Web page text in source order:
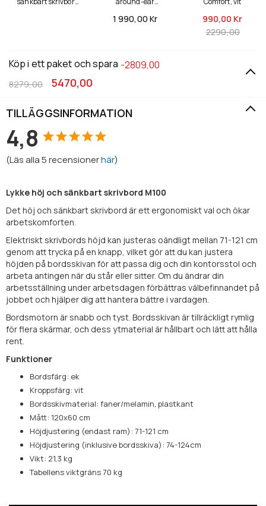
trådlösa hörlurar
1 990,00 Kr 990,00 Kr
2290,00
Köp i ett paket och spara -2809,00
5470,00
8279,00
TILLÄGGSINFORMATION
4,8
(Läs alla5recensionerhär)
Lykke höj och sänkbart skrivbord M100
Det höj och sänkbart skrivbord är ett ergonomiskt val och ökar
arbetskomforten.
Elektriskt skrivbords höjd kan justeras oändligt mellan 71-121 cm
genom att trycka på en knapp, vilket gör att du kan justera
höjden på bordsskivan för att passa dig och din kontorsstol och
arbeta antingen när du står eller sitter. Om du ändrar din
arbetsställning under arbetsdagen förbättras välbefinnandet på
jobbet och hjälper dig att hantera bättre i vardagen.
Bordsmotorn är snabb och tyst. Bordsskivan är tillräckligt rymlig
för flera skärmar, och dess ytmaterial är hållbart och lätt att hålla
rent.
Funktioner
Bordsfärg: ek
Kroppsfärg: vit
Bordsskivmaterial: faner/melamin, plastkant
Mått: 120x60 cm
Höjdjustering (endast ram): 71-121 cm
Höjdjustering (inklusive bordsskiva): 74-124cm
Vikt: 21,3 kg
Tabellens viktgräns 70 kg